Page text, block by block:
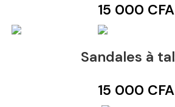
15 000 CFA
Sandales à
15 000 CFA